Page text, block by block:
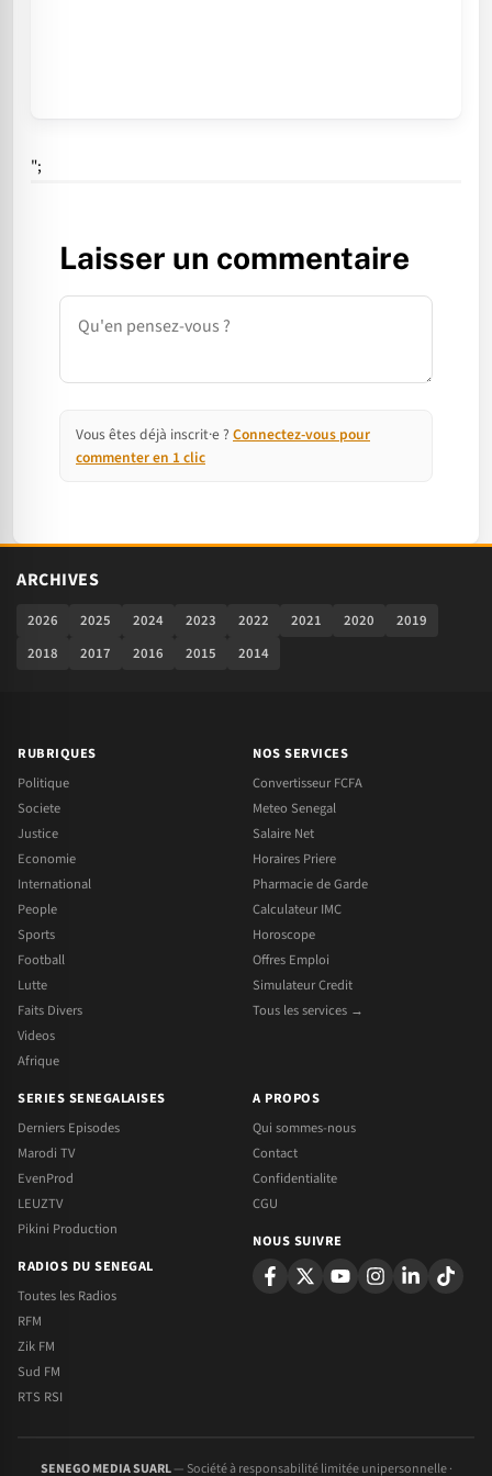
";
Laisser un commentaire
Commentaire
Vous êtes déjà inscrit·e ? Connectez-vous pour
commenter en 1 clic
ARCHIVES
2026 2025 2024 2023 2022 2021 2020
2019
2018
2017 2016 2015 2014
RUBRIQUES
Politique
Societe
Justice
Economie
International
People
Sports
Football
Lutte
Faits Divers
Videos
Afrique
NOS SERVICES
Convertisseur FCFA
Meteo Senegal
Salaire Net
Horaires Priere
Pharmacie de Garde
Calculateur IMC
Horoscope
Offres Emploi
Simulateur Credit
Tous les services →
SERIES SENEGALAISES
Derniers Episodes
Marodi TV
EvenProd
LEUZTV
Pikini Production
RADIOS DU SENEGAL
Toutes les Radios
RFM
Zik FM
Sud FM
RTS RSI
A PROPOS
Qui sommes-nous
Contact
Confidentialite
CGU
NOUS SUIVRE
SENEGO MEDIA SUARL— Société à responsabilité limitée unipersonnelle ·